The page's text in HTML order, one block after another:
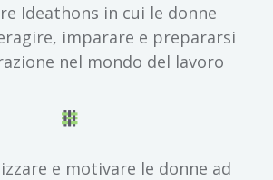
Ideathons in cui le donne
imparare e prepararsi
nel mondo del lavoro
e motivare le donne ad